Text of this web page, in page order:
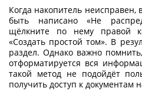
Когда накопитель неисправен,
быть написано «Не
щёлкните по нему правой
«Создать простой том». В
раздел. Однако важно
отформатируется вся
такой метод не подойдёт
получить доступ к документам